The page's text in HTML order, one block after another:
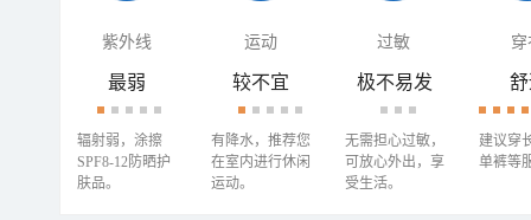
紫外线 运动 过敏 穿
最弱
辐射弱，涂擦
SPF8-12防晒护
肤品。
较不宜
有降水，推荐您
在室内进行休闲
运动。
极不易发
无需担心过敏，
可放心外出，享
受生活。
建议穿
单裤等